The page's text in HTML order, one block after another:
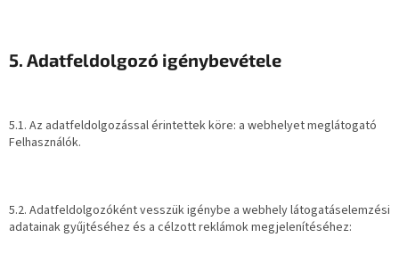
5. Adatfeldolgozó igénybevétele
5.1. Az adatfeldolgozással érintettek köre: a webhelyet meglátogató
Felhasználók.
5.2. Adatfeldolgozóként vesszük igénybe a webhely látogatáselemzési
adatainak gyűjtéséhez és a célzott reklámok megjelenítéséhez: